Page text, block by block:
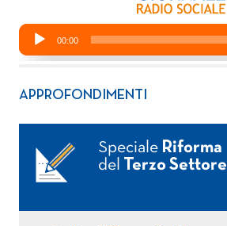
APPROFONDIMENTI
Speciale Riforma
del
Terzo Settore